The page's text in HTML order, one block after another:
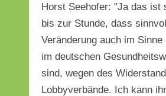
Horst Seehofer: "Ja das ist
bis zur Stunde, dass
Veränderung auch im
im deutschen
sind, wegen des
Lobbyverbände. Ich kann